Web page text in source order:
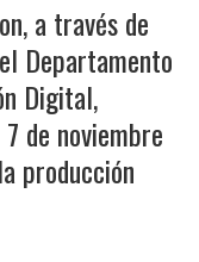
a través de
Departamento
Digital,
de noviembre
producción